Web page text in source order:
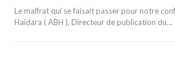
Le malfrat qui se faisait passer pour notre
Haidara ( ABH ), Directeur de publication du…